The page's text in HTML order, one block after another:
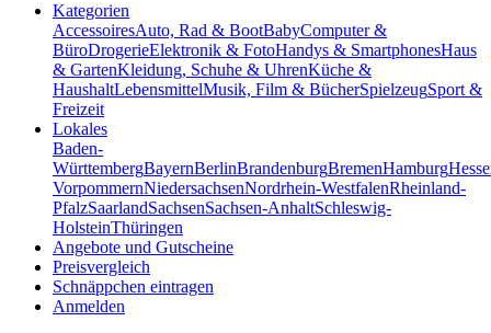
Kategorien
AccessoiresAuto, Rad & BootBabyComputer &
BüroDrogerieElektronik & FotoHandys & SmartphonesHaus
& GartenKleidung, Schuhe & UhrenKüche &
HaushaltLebensmittelMusik, Film & BücherSpielzeugSport &
Freizeit
Lokales
Baden-
WürttembergBayernBerlinBrandenburgBremenHamburg
VorpommernNiedersachsenNordrhein-WestfalenRheinland-
PfalzSaarlandSachsenSachsen-AnhaltSchleswig-
HolsteinThüringen
Angebote und Gutscheine
Preisvergleich
Schnäppchen eintragen
Anmelden